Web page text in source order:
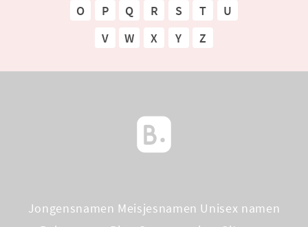
O
P Q R S T
U
V
W X Y Z
Jongensnamen Meisjesnamen Unisex namen